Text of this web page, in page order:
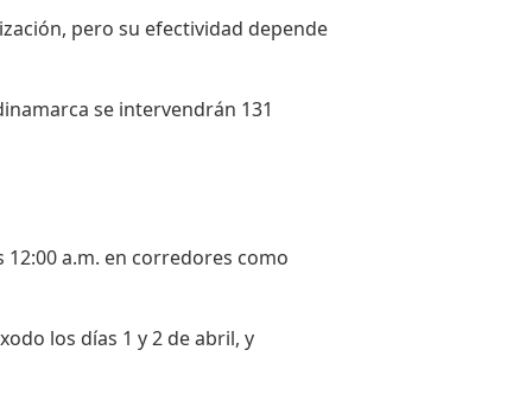
pero su efectividad depende
se intervendrán 131
a.m. en corredores como
los días 1 y 2 de abril, y